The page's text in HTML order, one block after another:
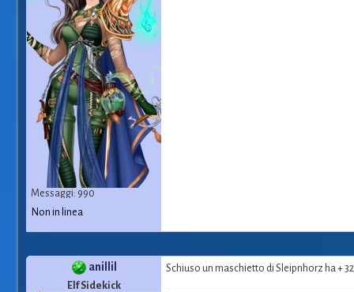
Messaggi: 990
Non in linea
anillil
Elf Sidekick
Schiuso un maschietto di Sleipnhorz ha +